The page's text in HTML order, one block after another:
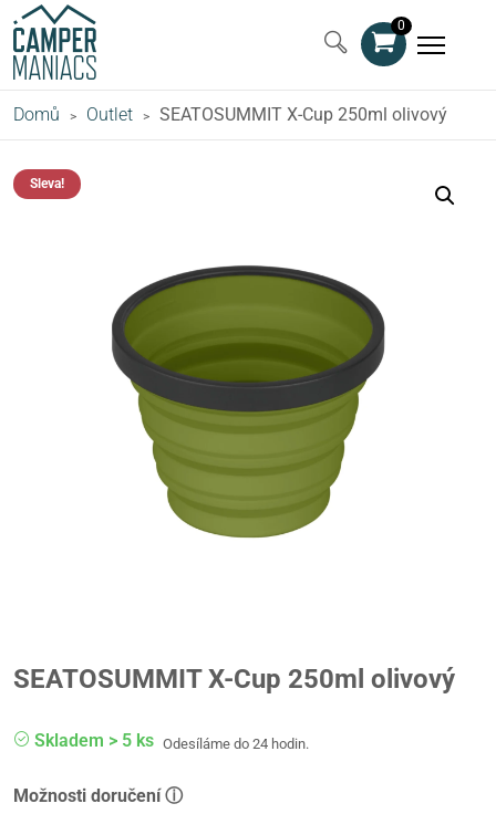
0
Domů > Outlet > SEATOSUMMIT X-Cup 250ml olivový
Sleva!
SEATOSUMMIT X-Cup 250ml olivový
Skladem > 5 ks Odesíláme do 24 hodin.
Možnosti doručení ⓘ